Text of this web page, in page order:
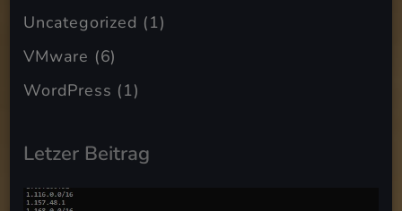
Uncategorized (1)
VMware (6)
WordPress (1)
Letzer Beitrag